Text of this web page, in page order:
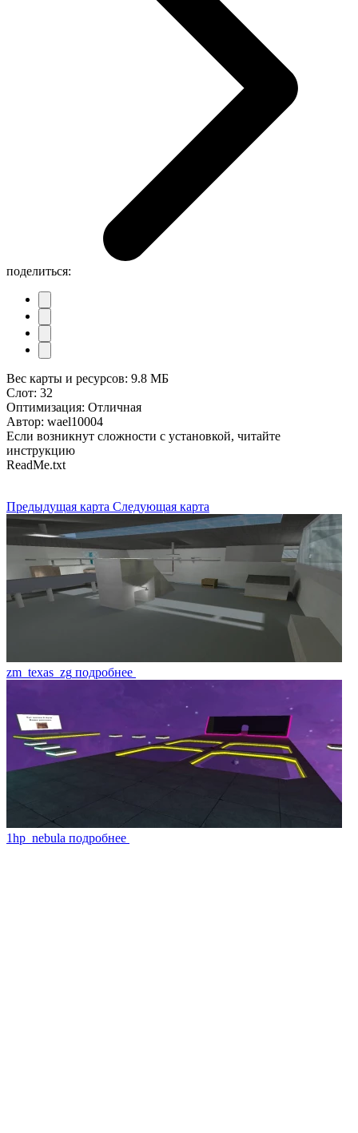
поделиться:
Вес карты и ресурсов: 9.8 МБ
Слот: 32
Оптимизация: Отличная
Автор: wael10004
Если возникнут сложности с установкой, читайте
инструкцию
ReadMe.txt
Предыдущая карта Следующая карта
zm_texas_zg подробнее
1hp_nebula подробнее